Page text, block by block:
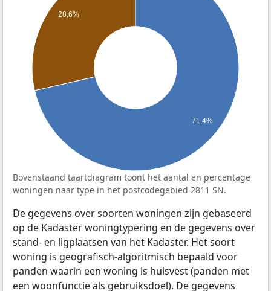
28,6%
71,4%
Bovenstaand taartdiagram toont het aantal en percentage
woningen naar type in het postcodegebied 2811 SN.
De gegevens over soorten woningen zijn gebaseerd
op de Kadaster woningtypering en de gegevens over
stand- en ligplaatsen van het Kadaster. Het soort
woning is geografisch-algoritmisch bepaald voor
panden waarin een woning is huisvest (panden met
een woonfunctie als gebruiksdoel). De gegevens